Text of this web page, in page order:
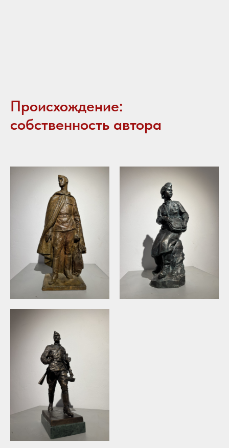
Происхождение:
собственность автора